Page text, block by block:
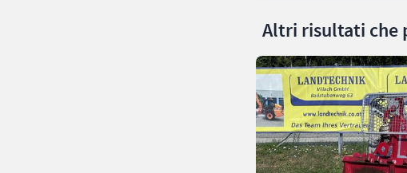
Altri risultati che